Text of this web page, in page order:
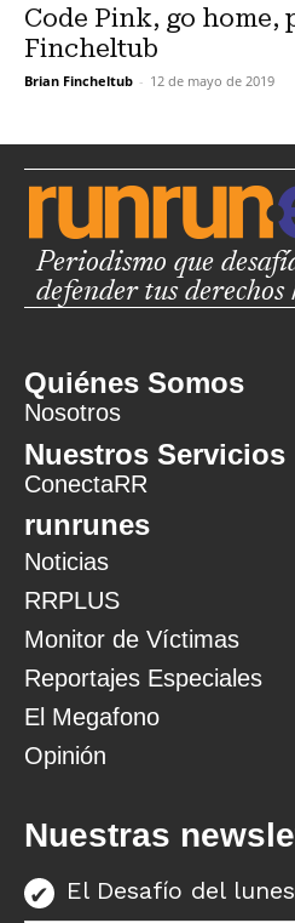
Code Pink, go home,
Fincheltub
Brian Fincheltub - 12 de mayo de 2019
Periodismo que
defender tus derechos
Quiénes Somos
Nosotros
Nuestros Servicios
ConectaRR
runrunes
Noticias
RRPLUS
Monitor de Víctimas
Reportajes Especiales
El Megafono
Opinión
Nuestras
El Desafío del lunes